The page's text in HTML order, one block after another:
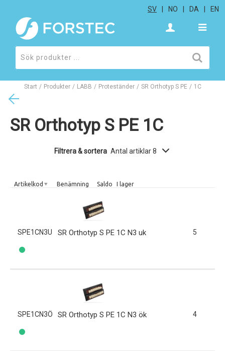
SV NO DA EN
Start / Produkter / LABB / Proteständer / SR Orthotyp S PE / 1C
SR Orthotyp S PE 1C
Filtrera & sortera Antal artiklar 8
Artikelkod Benämning Saldo I lager
SPE1CN3U SR Orthotyp S PE 1C N3 uk 5
SPE1CN3Ö SR Orthotyp S PE 1C N3 ök 4